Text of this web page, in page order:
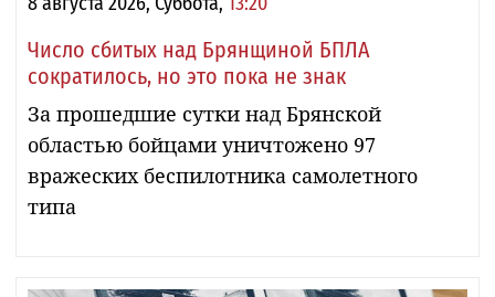
Число сбитых над Брянщиной БПЛА
сократилось, но это пока не знак
За прошедшие сутки над Брянской
областью бойцами уничтожено 97
вражеских беспилотника самолетного
типа